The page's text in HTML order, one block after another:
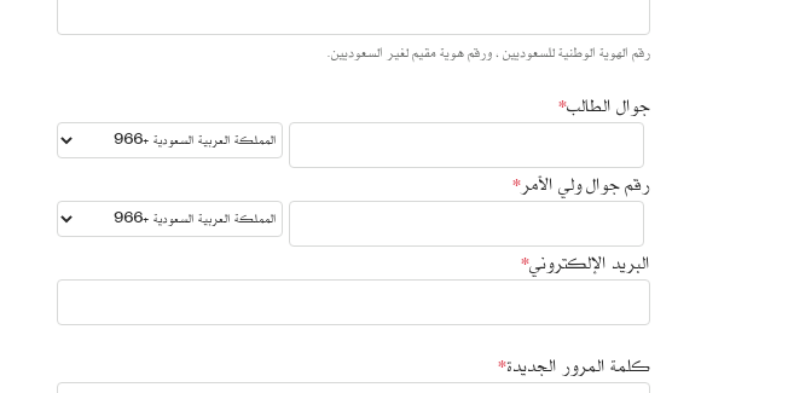
رقم الهوية الوطنية للسعوديين ، ورقم هوية مقيم لغير السعوديين.
جوال الطالب*
رقم جوال ولي اﻷمر *
البريد اﻹلكتروني*
كلمة المرور الجديدة*